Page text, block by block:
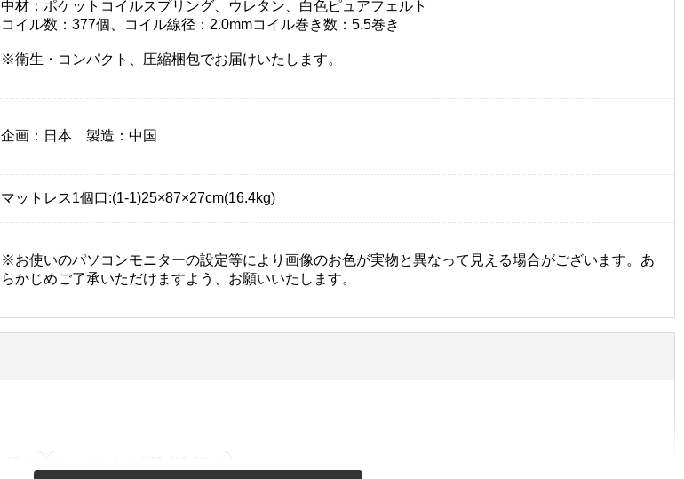
中材：ポケットコイルスプリング、ウレタン、白色ピュアフェルト
コイル数：377個、コイル線径：2.0mmコイル巻き数：5.5巻き
※衛生・コンパクト、圧縮梱包でお届けいたします。
企画：日本 製造：中国
マットレス1個口:(1-1)25×87×27cm(16.4kg)
※お使いのパソコンモニターの設定等により画像のお色が実物と異なって見える場合がございます。あ
らかじめご了承いただけますよう、お願いいたします。